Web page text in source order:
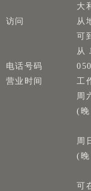
大
访问
从
可
从
电话号码
营业时间
工
周
(晚
周
(晚
可